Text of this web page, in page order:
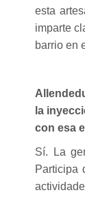
esta
imparte
barrio en
la
con esa
Sí. La
Participa